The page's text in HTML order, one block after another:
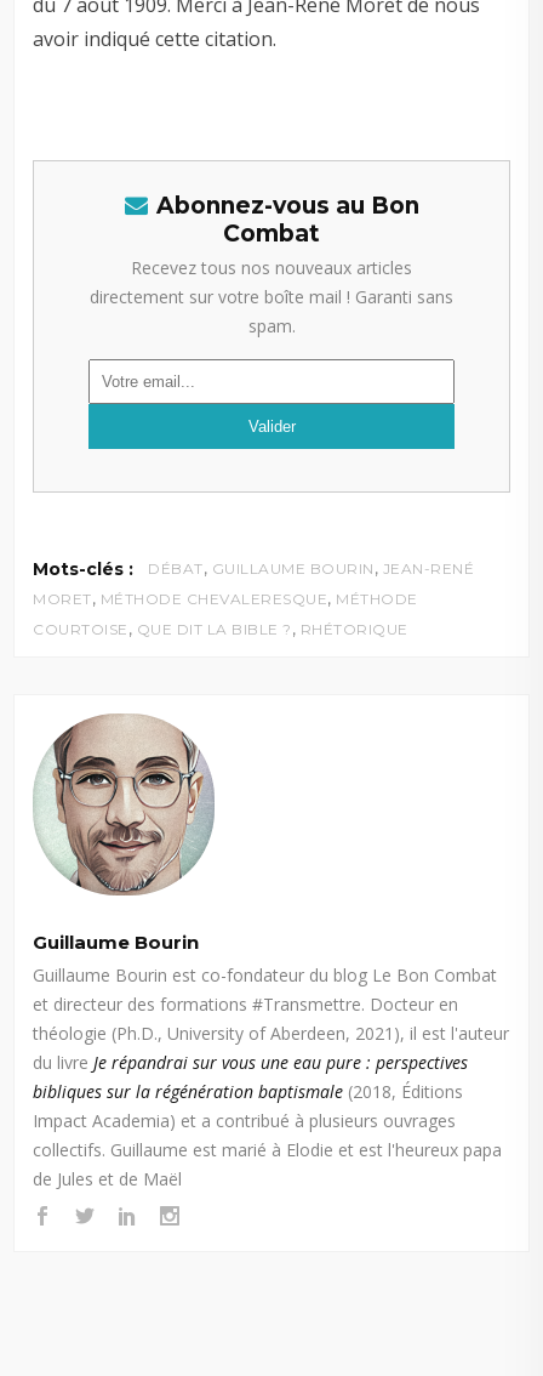
avoir indiqué cette citation.
Abonnez-vous au Bon
Combat
Recevez tous nos nouveaux articles
directement sur votre boîte mail ! Garanti sans
spam.
Mots-clés : DÉBAT, GUILLAUME BOURIN , JEAN-RENÉ
MORET, MÉTHODE CHEVALERESQUE, MÉTHODE
COURTOISE , QUE DIT LA BIBLE ? , RHÉTORIQUE
Guillaume Bourin
Guillaume Bourin est co-fondateur du blog Le Bon Combat
et directeur des formations #Transmettre. Docteur en
théologie (Ph.D., University of Aberdeen, 2021), il est l'auteur
du livre Je répandrai sur vous une eau pure : perspectives
bibliques sur la régénération baptismale (2018, Éditions
Impact Academia) et a contribué à plusieurs ouvrages
collectifs. Guillaume est marié à Elodie et est l'heureux papa
de Jules et de Maël